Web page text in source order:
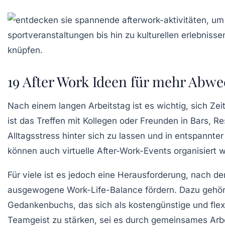
19 After Work Ideen für mehr
Nach einem langen Arbeitstag ist es wichtig, sich
ist das Treffen mit Kollegen oder Freunden in Bars,
Alltagsstress hinter sich zu lassen und in
können auch virtuelle After-Work-Events organisiert
Für viele ist es jedoch eine Herausforderung, nach
ausgewogene Work-Life-Balance fördern. Dazu
Gedankenbuchs, das sich als kostengünstige und
Teamgeist zu stärken, sei es durch gemeinsames